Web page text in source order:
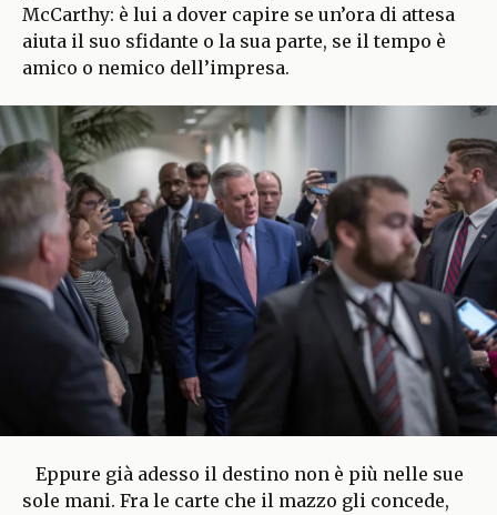
McCarthy: è lui a dover capire se un’ora di attesa
aiuta il suo sfidante o la sua parte, se il tempo è
amico o nemico dell’impresa.
Eppure già adesso il destino non è più nelle sue
sole mani. Fra le carte che il mazzo gli concede,